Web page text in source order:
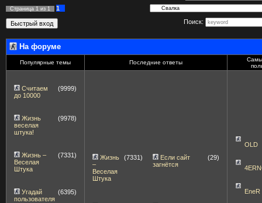
Страница 1 из 1
1
Поиск:
На форуме
Популярные темы Последние ответы
Считаем
до 10000
(9999)
Жизнь
веселая
штука!
(9978)
Жизнь –
Веселая
Штука
(7331)
Угадай
пользователя
(6395)
Жизнь
–
Веселая
Штука
(7331)
Если сайт
загнётся
(29)
OLD
EneR